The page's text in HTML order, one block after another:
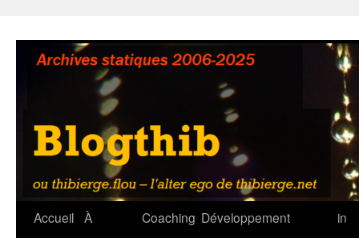
contenu
Accueil À
Coaching Développement
in